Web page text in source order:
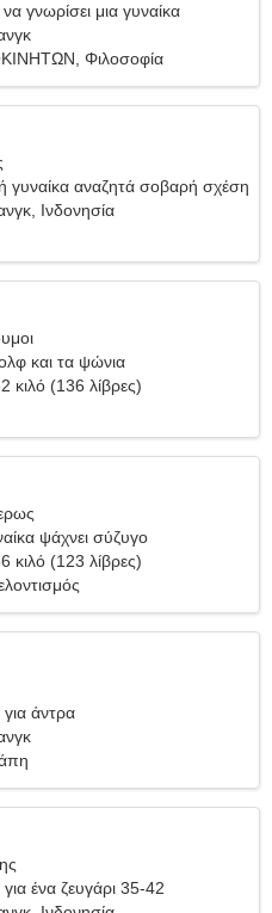
γνωρίσει μια γυναίκα
Φιλοσοφία
γυναίκα αναζητά σοβαρή σχέση
Ινδονησία
και τα ψώνια
κιλό (136 λίβρες)
ψάχνει σύζυγο
κιλό (123 λίβρες)
για άντρα
ένα ζευγάρι 35-42